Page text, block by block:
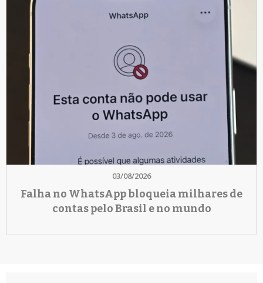
03/08/2026
Falha no WhatsApp bloqueia milhares de
contas pelo Brasil e no mundo